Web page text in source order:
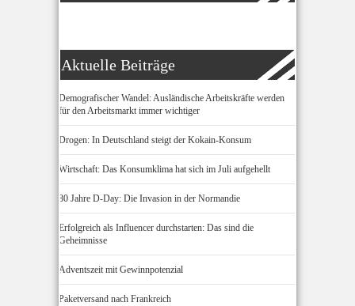
Aktuelle Beiträge
Demografischer Wandel: Ausländische Arbeitskräfte werden
für den Arbeitsmarkt immer wichtiger
Drogen: In Deutschland steigt der Kokain-Konsum
Wirtschaft: Das Konsumklima hat sich im Juli aufgehellt
80 Jahre D-Day: Die Invasion in der Normandie
Erfolgreich als Influencer durchstarten: Das sind die
Geheimnisse
Adventszeit mit Gewinnpotenzial
Paketversand nach Frankreich